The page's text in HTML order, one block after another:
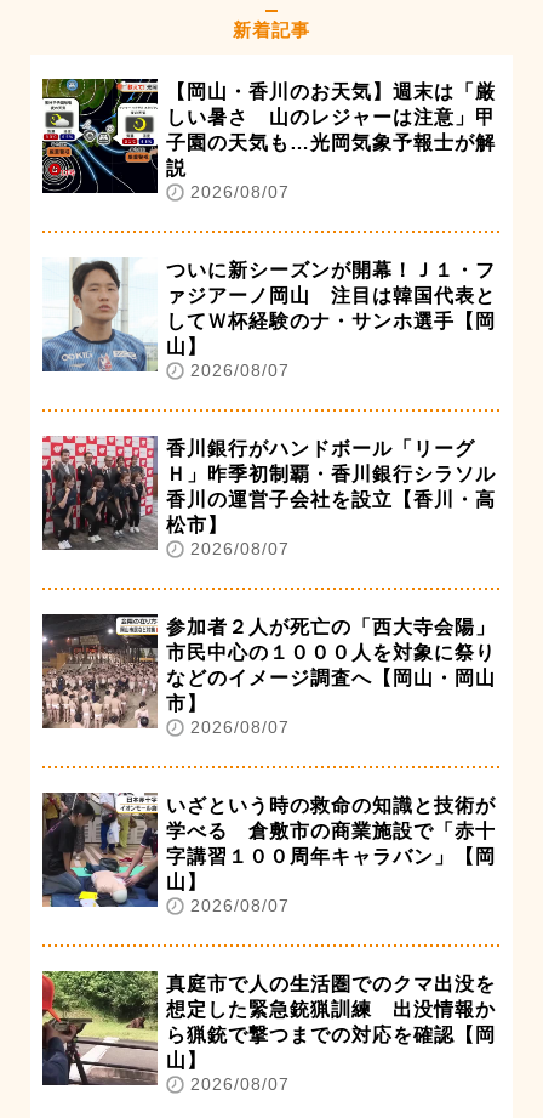
新着記事
【岡山・香川のお天気】週末は「厳
しい暑さ 山のレジャーは注意」甲
子園の天気も…光岡気象予報士が解
説
2026/08/07
ついに新シーズンが開幕！Ｊ１・フ
ァジアーノ岡山 注目は韓国代表と
してＷ杯経験のナ・サンホ選手【岡
山】
2026/08/07
香川銀行がハンドボール「リーグ
Ｈ」昨季初制覇・香川銀行シラソル
香川の運営子会社を設立【香川・高
松市】
2026/08/07
参加者２人が死亡の「西大寺会陽」
市民中心の１０００人を対象に祭り
などのイメージ調査へ【岡山・岡山
市】
2026/08/07
いざという時の救命の知識と技術が
学べる 倉敷市の商業施設で「赤十
字講習１００周年キャラバン」【岡
山】
2026/08/07
真庭市で人の生活圏でのクマ出没を
想定した緊急銃猟訓練 出没情報か
ら猟銃で撃つまでの対応を確認【岡
山】
2026/08/07